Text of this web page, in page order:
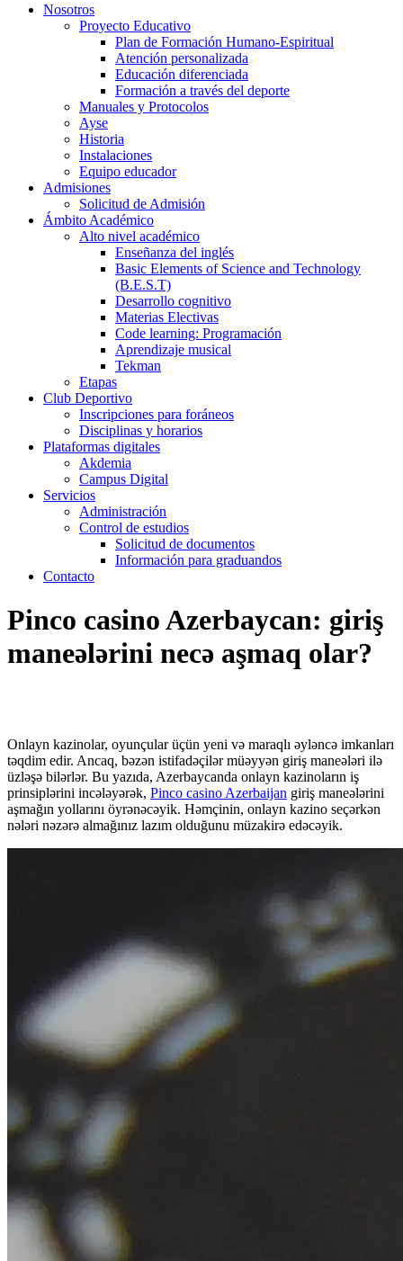
Nosotros
Proyecto Educativo
Plan de Formación Humano-Espiritual
Atención personalizada
Educación diferenciada
Formación a través del deporte
Manuales y Protocolos
Ayse
Historia
Instalaciones
Equipo educador
Admisiones
Solicitud de Admisión
Ámbito Académico
Alto nivel académico
Enseñanza del inglés
Basic Elements of Science and Technology
(B.E.S.T)
Desarrollo cognitivo
Materias Electivas
Code learning: Programación
Aprendizaje musical
Tekman
Etapas
Club Deportivo
Inscripciones para foráneos
Disciplinas y horarios
Plataformas digitales
Akdemia
Campus Digital
Servicios
Administración
Control de estudios
Solicitud de documentos
Información para graduandos
Contacto
Pinco casino Azerbaycan: giriş
maneələrini necə aşmaq olar?
Onlayn kazinolar, oyunçular üçün yeni və maraqlı əyləncə imkanları
təqdim edir. Ancaq, bəzən istifadəçilər müəyyən giriş maneələri ilə
üzləşə bilərlər. Bu yazıda, Azerbaycanda onlayn kazinoların iş
prinsiplərini incələyərək, Pinco casino Azerbaijan giriş maneələrini
aşmağın yollarını öyrənəcəyik. Həmçinin, onlayn kazino seçərkən
nələri nəzərə almağınız lazım olduğunu müzakirə edəcəyik.